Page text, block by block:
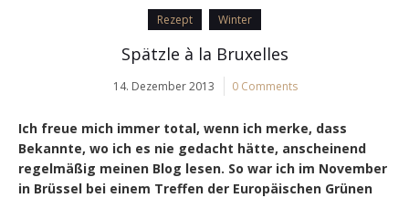
Rezept Winter
Spätzle à la Bruxelles
14. Dezember 2013 0 Comments
Ich freue mich immer total, wenn ich merke, dass
Bekannte, wo ich es nie gedacht hätte, anscheinend
regelmäßig meinen Blog lesen. So war ich im November
in Brüssel bei einem Treffen der Europäischen Grünen